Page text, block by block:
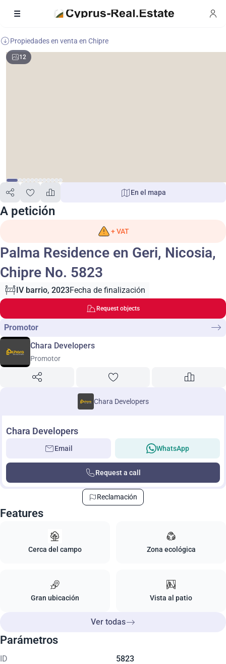
Propiedades en venta en Chipre
12
A petición
En el mapa
+ VAT
Palma Residence en Geri, Nicosia,
Chipre No. 5823
IV barrio, 2023Fecha de finalización
Request objects
Promotor
Chara Developers
Promotor
Chara Developers
Chara Developers
Email WhatsApp
Request a call
Reclamación
Features
Cerca del campo Zona ecológica
Gran ubicación Vista al patio
Ver todas
Parámetros
ID 5823